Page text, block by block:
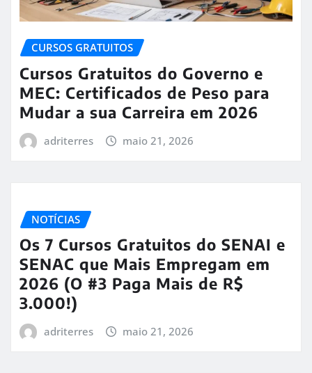
CURSOS GRATUITOS
Cursos Gratuitos do Governo e
MEC: Certificados de Peso para
Mudar a sua Carreira em 2026
adriterres maio 21, 2026
NOTÍCIAS
Os 7 Cursos Gratuitos do SENAI e
SENAC que Mais Empregam em
2026 (O #3 Paga Mais de R$
3.000!)
adriterres maio 21, 2026